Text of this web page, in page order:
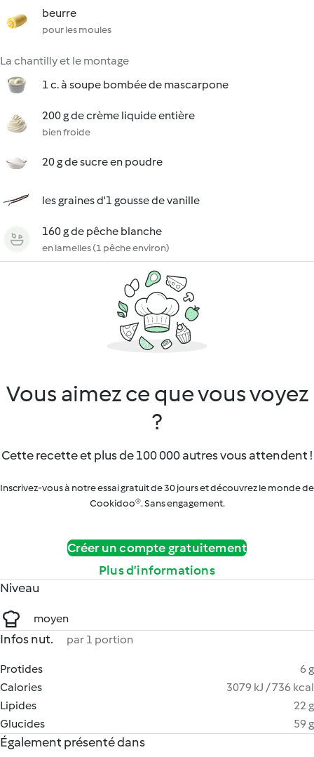
beurre
pour les moules
La chantilly et le montage
1 c. à soupe bombée de mascarpone
200 g de crème liquide entière
bien froide
20 g de sucre en poudre
les graines d'1 gousse de vanille
160 g de pêche blanche
en lamelles (1 pêche environ)
Vous aimez ce que vous voyez
?
Cette recette et plus de 100 000 autres vous attendent !
Inscrivez-vous à notre essai gratuit de 30 jours et découvrez le monde de
Cookidoo®. Sans engagement.
Créer un compte gratuitement
Plus d’informations
Niveau
moyen
Infos nut. par 1 portion
Protides
6 g
Calories
3079 kJ / 736 kcal
Lipides
22 g
Glucides
59 g
Également présenté dans